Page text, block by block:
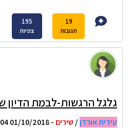
19
תגובות
195
צפיות
גלגל הרגשות-לבמת הדיון
עידית אורדן/ שירים - 01/10/2018 14:04